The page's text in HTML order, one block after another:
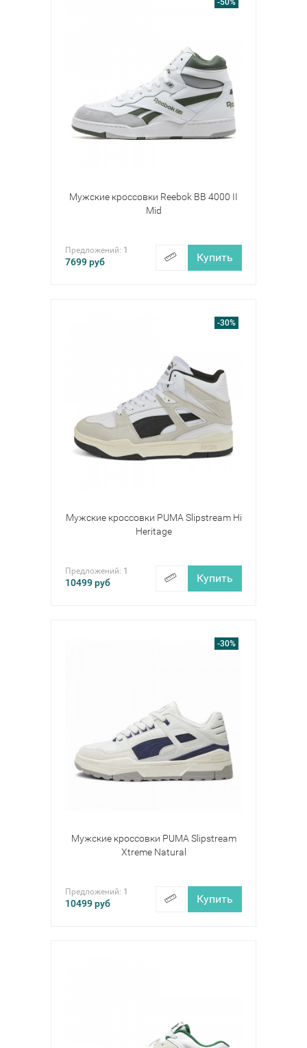
Мужские кроссовки Reebok BB 4000 II
Mid
Предложений: 1
7699руб Купить
-30%
Мужские кроссовки PUMA Slipstream Hi
Heritage
Предложений: 1
10499руб Купить
-30%
Мужские кроссовки PUMA Slipstream
Xtreme Natural
Предложений: 1
10499руб Купить